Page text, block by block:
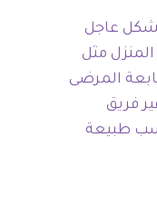
عاجل
مثل
المرضى
فريق
طبيعة